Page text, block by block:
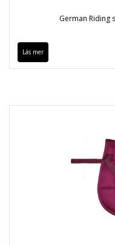
German Riding
Läs mer